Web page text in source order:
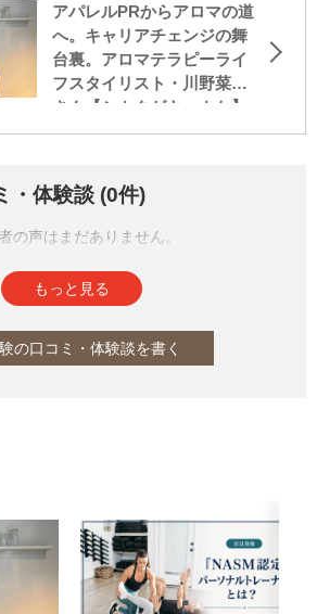
アパレルPRからアロマの道
へ。キャリアチェンジの舞
台裏。アロマテラピーライ
フスタイリスト・川野菜穂
さん【シカクがキッカケ】
・体験談 (0件)
の声はまだありません。
もっと見る
の口コミ・体験談を書く